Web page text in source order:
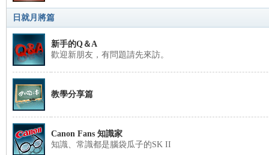
日就月將篇
新手的Q＆A
歡迎新朋友，有問題請先來訪。
教學分享篇
Canon Fans 知識家
知識、常識都是腦袋瓜子的SK II